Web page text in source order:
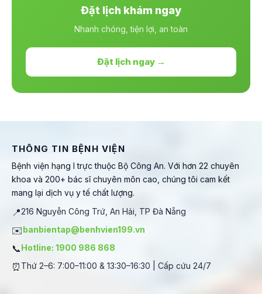
Đặt lịch khám ngay
Nhanh chóng, tiện lợi, an toàn
Đặt lịch ngay →
THÔNG TIN BỆNH VIỆN
Bệnh viện hạng I trực thuộc Bộ Công An. Với hơn 22 chuyên
khoa và 200+ bác sĩ chuyên môn cao, chúng tôi cam kết
mang lại dịch vụ y tế chất lượng.
📍216 Nguyễn Công Trứ, An Hải, TP Đà Nẵng
✉️banbientap@benhvien199.vn
📞Hotline: 1900 986 868
⏰ Thứ 2–6: 7:00–11:00 & 13:30–16:30 | Cấp cứu 24/7